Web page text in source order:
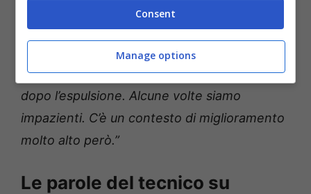
e la gestione dei momenti: “Non volevamo
perdere, non dovevamo prendere rischi in
quel momento. È mancata un po’ di maturità
dopo l’espulsione. Alcune volte siamo
impazienti. C’è un contesto di miglioramento
molto alto però.”
Le parole del tecnico su
Consent
Manage options